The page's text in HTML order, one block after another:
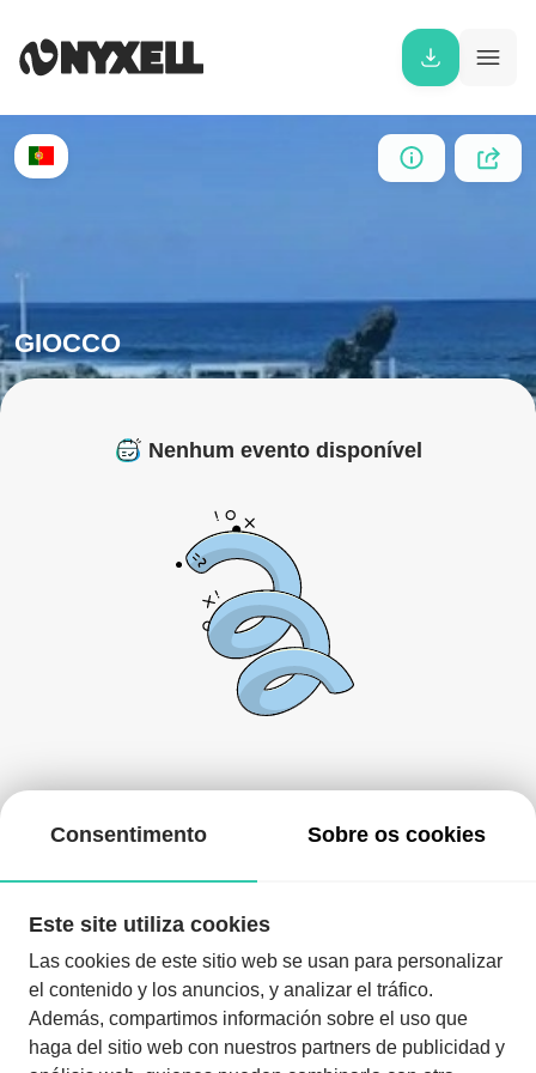
GIOCCO
Nenhum evento disponível
Pode voltar mais tarde ou procurar outros eventos.
Consentimento Sobre os cookies
Este site utiliza cookies
Las cookies de este sitio web se usan para personalizar
el contenido y los anuncios, y analizar el tráfico.
Además, compartimos información sobre el uso que
haga del sitio web con nuestros partners de publicidad y